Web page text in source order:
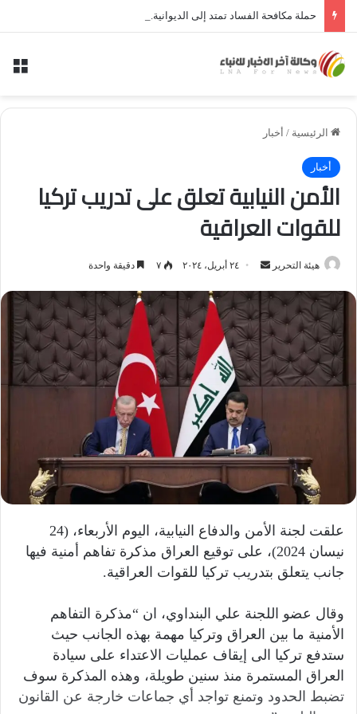
الرئيسية / أخبار
أخبار
الأمن النيابية تعلق على تدريب تركيا
للقوات العراقية
هيئة التحرير
أرسل
إلكترونيا
٢٤ أبريل، ٢٠٢٤ ٧ دقيقة واحدة
علقت لجنة الأمن والدفاع النيابية، اليوم الأربعاء، (24
نيسان 2024)، على توقيع العراق مذكرة تفاهم أمنية فيها
جانب يتعلق بتدريب تركيا للقوات العراقية.
وقال عضو اللجنة علي البنداوي، ان “مذكرة التفاهم
الأمنية ما بين العراق وتركيا مهمة بهذه الجانب حيث
ستدفع تركيا الى إيقاف عمليات الاعتداء على سيادة
العراق المستمرة منذ سنين طويلة، وهذه المذكرة سوف
تضبط الحدود وتمنع تواجد أي جماعات خارجة عن القانون